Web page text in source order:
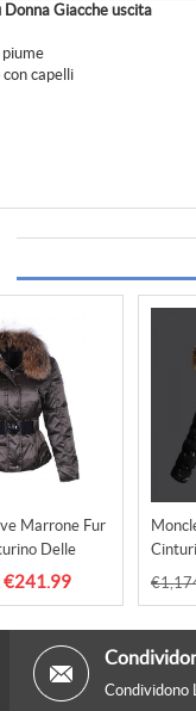
Giacche uscita
capelli
Marrone Fur
Delle
Cappotti
€241.99
Condividono